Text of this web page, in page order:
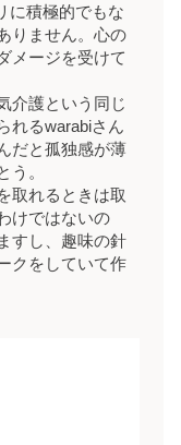
に積極的でもな
りません。心の
メージを受けて
介護という同じ
れるwarabiさん
だと孤独感が薄
う。
取れるときは取
けではないの
すし、趣味の針
クをしていて作